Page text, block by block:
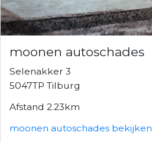
moonen autoschades
Selenakker 3
5047TP Tilburg
Afstand 2.23km
moonen autoschades bekijken